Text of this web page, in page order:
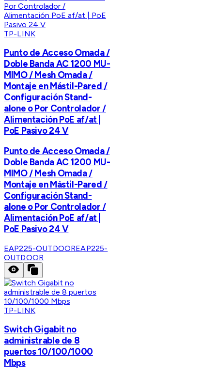
TP-LINK
Punto de Acceso Omada /
Doble Banda AC 1200 MU-
MIMO / Mesh Omada /
Montaje en Mástil-Pared /
Configuración Stand-
alone o Por Controlador /
Alimentación PoE af/at |
PoE Pasivo 24 V
Punto de Acceso Omada /
Doble Banda AC 1200 MU-
MIMO / Mesh Omada /
Montaje en Mástil-Pared /
Configuración Stand-
alone o Por Controlador /
Alimentación PoE af/at |
PoE Pasivo 24 V
EAP225-OUTDOOREAP225-
OUTDOOR
TP-LINK
Switch Gigabit no
administrable de 8
puertos 10/100/1000
Mbps